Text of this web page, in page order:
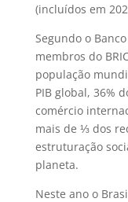
(incluídos em
Segundo o
membros do
população
PIB global, 36%
comércio
mais de ⅓ dos
estruturação
planeta.
Neste ano o